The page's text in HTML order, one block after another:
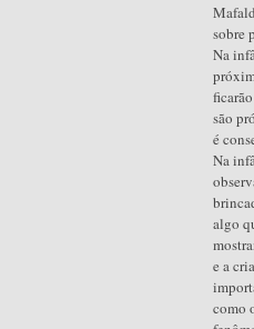
sobre
Na
são
é
Na
algo
e a
como